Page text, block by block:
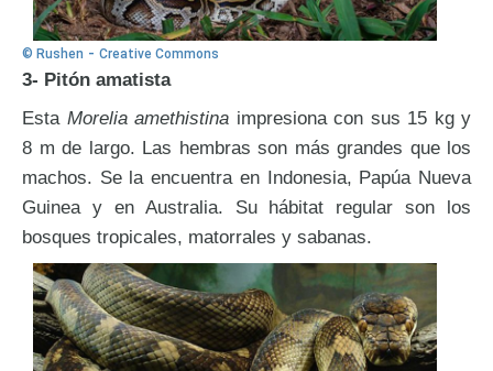
© Rushen - Creative Commons
3- Pitón amatista
Esta Morelia amethistina impresiona con sus 15 kg y
8 m de largo. Las hembras son más grandes que los
machos. Se la encuentra en Indonesia, Papúa Nueva
Guinea y en Australia. Su hábitat regular son los
bosques tropicales, matorrales y sabanas.